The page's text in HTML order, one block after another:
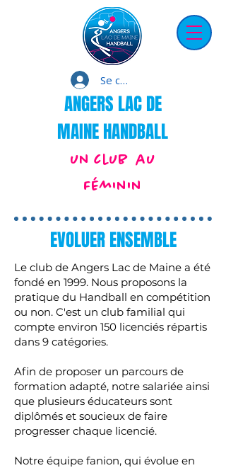
Se connecter
ANGERS LAC DE
MAINE HANDBALL
un club au
Féminin
EVOLUER ENSEMBLE
Le club de Angers Lac de Maine a été
fondé en 1999. Nous proposons la
pratique du Handball en compétition
ou non. C'est un club familial qui
compte environ 150 licenciés répartis
dans 9 catégories.
Afin de proposer un parcours de
formation adapté, notre salariée ainsi
que plusieurs éducateurs sont
diplômés et soucieux de faire
progresser chaque licencié.
Notre équipe fanion, qui évolue en